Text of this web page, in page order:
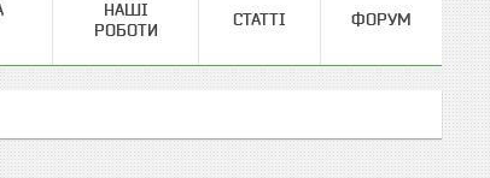
НАШІ
РОБОТИ
СТАТТІ ФОРУМ